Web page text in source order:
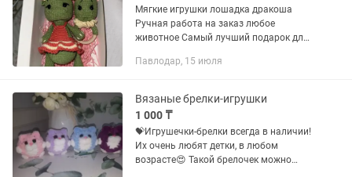
Мягкие игрушки лошадка дракоша
Ручная работа на заказ любое
животное Самый лучший подарок для
Павлодар, 15 июля
Вязаные брелки-игрушки
1 000 ₸
💝Игрушечки-брелки всегда в наличии!
Их очень любят детки, в любом
возрасте😍 Такой брелочек можно